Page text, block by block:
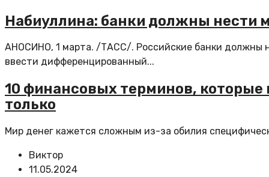
Набиуллина: банки должны нести
АНОСИНО, 1 марта. /ТАСС/. Российские банки должны
ввести дифференцированный...
10 финансовых терминов,
только
Мир денег кажется сложным из-за обилия
Виктор
11.05.2024